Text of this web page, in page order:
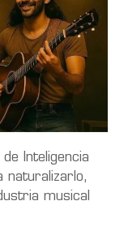
Inteligencia
naturalizarlo,
musical